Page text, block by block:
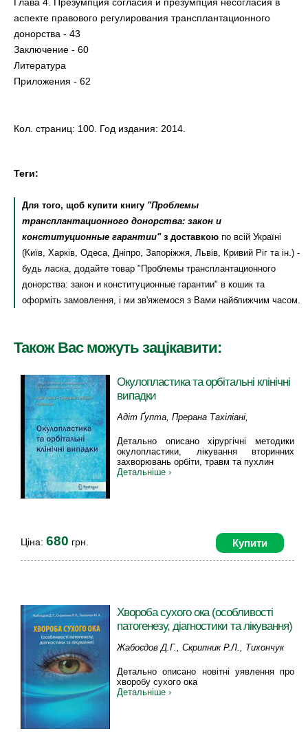
аспекте правового регулирования трансплантационного
донорства - 43
Заключение - 60
Литература
Приложения - 62
Кол. страниц: 100. Год издания: 2014.
Теги:
Для того, щоб купити книгу "Проблемы
трансплантационного донорства: закон и
конституционные гарантии"з доставкою по всій Україні
(Київ, Харків, Одеса, Дніпро, Запоріжжя, Львів, Кривий Ріг та ін.) -
будь ласка, додайте товар "Проблемы трансплантационного
донорства: закон и конституционные гарантии" в кошик та
оформіть замовлення, і ми зв'яжемося з Вами найближчим часом.
Також Вас можуть зацікавити:
Окулопластика та орбітальні клінічні
випадки
Адіт Ґупта, Прерана Тахіліані,
Детально описано хірургічні методики
окулопластики, лікування вторинних
захворювань орбіти, травм та пухлин
Детальніше ›
Купити
Ціна: 680 грн.
Хвороба сухого ока (особливості
патогенезу, діагностики та лікування)
Жабоєдов Д.Г., Скрипник Р.Л., Тихончук
Детально описано новітні уявлення про
хворобу сухого ока
Детальніше ›